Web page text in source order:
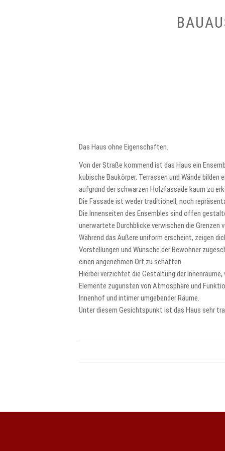
Das Haus ohne Eigenschaften.
Von der Straße kommend ist das Haus ein
kubische Baukörper, Terrassen und Wände
aufgrund der schwarzen Holzfassade kaum zu
Die Fassade ist weder traditionell, noch
Die Innenseiten des Ensembles sind offen
unerwartete Durchblicke verwischen die Grenzen
Während das Äußere uniform erscheint, zeigen
Vorstellungen und Wünsche der Bewohner
einen angenehmen Ort zu schaffen.
Hierbei verzichtet die Gestaltung der
Elemente zugunsten von Atmosphäre und
Innenhof und intimer umgebender Räume.
Unter diesem Gesichtspunkt ist das Haus sehr